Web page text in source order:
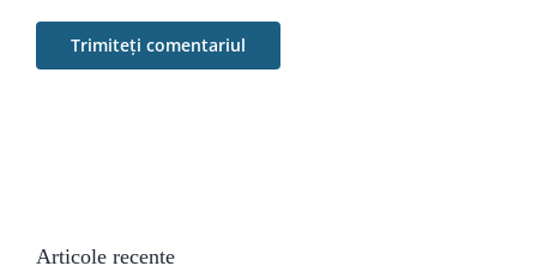
Articole recente